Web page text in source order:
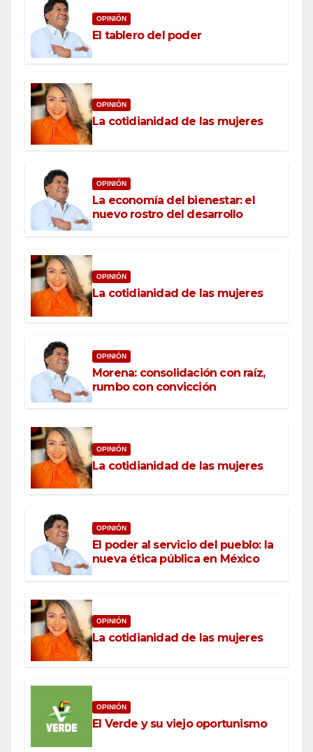
OPINIÓN
El tablero del poder
OPINIÓN
La cotidianidad de las mujeres
OPINIÓN
La economía del bienestar: el
nuevo rostro del desarrollo
OPINIÓN
La cotidianidad de las mujeres
OPINIÓN
Morena: consolidación con raíz,
rumbo con convicción
OPINIÓN
La cotidianidad de las mujeres
OPINIÓN
El poder al servicio del pueblo: la
nueva ética pública en México
OPINIÓN
La cotidianidad de las mujeres
OPINIÓN
El Verde y su viejo oportunismo